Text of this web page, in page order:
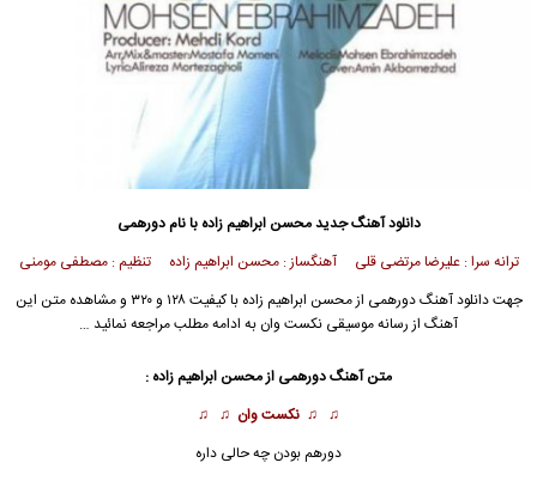
دانلود آهنگ جدیدمحسن ابراهیم زاده با نام دورهمی
ترانه سرا : علیرضا مرتضی قلی آهنگساز : محسن ابراهیم زاده تنظیم : مصطفی مومنی
جهت دانلود آهنگ دورهمی ازمحسن ابراهیم زاده
با کیفیت ۱۲۸ و ۳۲۰ و مشاهده متن این
آهنگ از رسانه موسیقی نکست وان به ادامه مطلب مراجعه نمائید …
متن آهنگ دورهمی ازمحسن ابراهیم زاده :
♫ ♫ نکست وان ♫ ♫
دورهم بودن چه حالی داره